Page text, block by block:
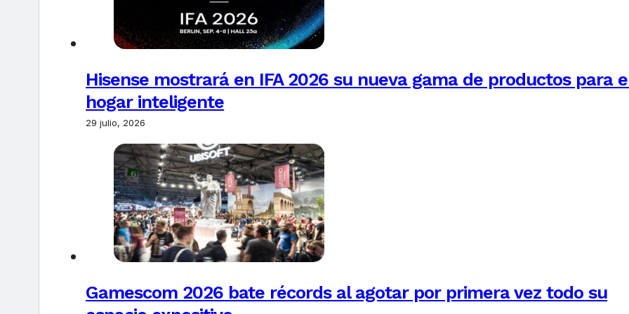
Hisense mostrará en IFA 2026 su nueva gama de productos para
hogar inteligente
29 julio, 2026
Gamescom 2026 bate récords al agotar por primera vez todo su